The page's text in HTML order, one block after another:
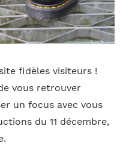
fidèles visiteurs !
vous retrouver
un focus avec vous
du 11 décembre,